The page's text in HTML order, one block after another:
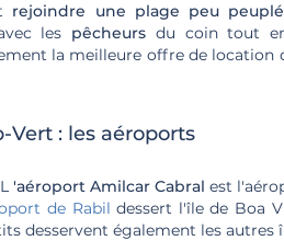
rejoindre une plage peu
les pêcheurs du coin tout
la meilleure offre de location
Vert : les aéroports
L 'aéroport Amilcar Cabral est
de Rabildessert l'île de Boa
desservent également les autres